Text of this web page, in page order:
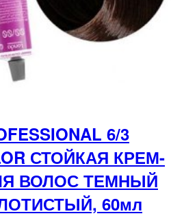
6/3
СТОЙКАЯ КРЕМ-
ВОЛОС ТЕМНЫЙ
60мл